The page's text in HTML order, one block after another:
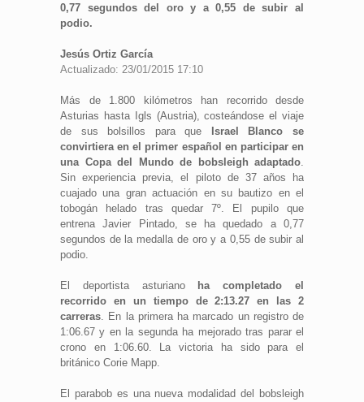
0,77 segundos del oro y a 0,55 de subir al
podio.
Jesús Ortiz García
Actualizado: 23/01/2015 17:10
Más de 1.800 kilómetros han recorrido desde
Asturias hasta Igls (Austria), costeándose el viaje
de sus bolsillos para que
Israel Blanco se
convirtiera en el primer español en participar en
una Copa del Mundo de bobsleigh adaptado.
Sin experiencia previa, el piloto de 37 años ha
cuajado una gran actuación en su bautizo en el
tobogán helado tras quedar 7º. El pupilo que
entrena Javier Pintado, se ha quedado a 0,77
segundos de la medalla de oro y a 0,55 de subir al
podio.
El deportista asturiano
ha completado el
recorrido en un tiempo de 2:13.27 en las 2
carreras. En la primera ha marcado un registro de
1:06.67 y en la segunda ha mejorado tras parar el
crono en 1:06.60. La victoria ha sido para el
británico Corie Mapp.
El parabob es una nueva modalidad del bobsleigh